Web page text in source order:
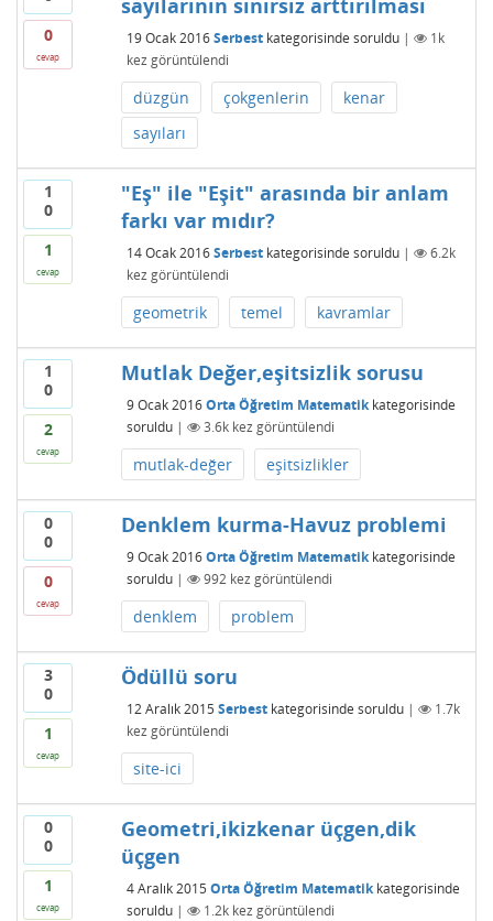
0
cevap
sayılarının sınırsız arttırılması
19 Ocak 2016 Serbestkategorisinde soruldu |
1k
kez görüntülendi
düzgün çokgenlerin
kenar
sayıları
1
0
1
cevap
"Eş" ile "Eşit" arasında bir anlam
farkı var mıdır?
14 Ocak 2016 Serbestkategorisinde soruldu |
6.2k
kez görüntülendi
geometrik temel kavramlar
1
0
2
cevap
Mutlak Değer,eşitsizlik sorusu
9 Ocak 2016 Orta Öğretim Matematikkategorisinde
soruldu | 3.6kkez görüntülendi
mutlak-değer eşitsizlikler
0
0
0
cevap
Denklem kurma-Havuz problemi
9 Ocak 2016 Orta Öğretim Matematikkategorisinde
soruldu | 992kez görüntülendi
denklem problem
3
0
1
cevap
Ödüllü soru
12 Aralık 2015 Serbestkategorisinde soruldu |
1.7k
kez görüntülendi
site-ici
0
0
1
cevap
Geometri,ikizkenar üçgen,dik
üçgen
4 Aralık 2015 Orta Öğretim Matematikkategorisinde
soruldu | 1.2kkez görüntülendi